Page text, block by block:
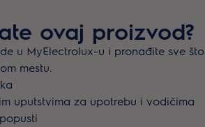
ovaj proizvod?
u MyElectrolux-u i pronađite sve što
mestu.
uputstvima za upotrebu i vodičima